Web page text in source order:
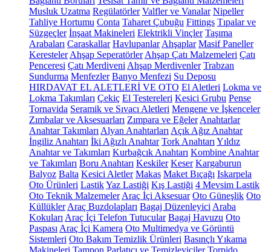
Musluk Uzatma Regülatörler Valfler ve Vanalar Nipeller
Tahliye Hortumu Conta Taharet Çubuğu Fittings Tıpalar ve
Süzgeçler İnşaat Makineleri Elektrikli Vinçler Taşıma
Arabaları Caraskallar Havlupanlar Ahşaplar Masif Paneller
Keresteler Ahşap Seperatörler Ahşap Çatı Malzemeleri Çatı
Penceresi Çatı Merdiveni Ahşap Merdivenler Trabzan
Sundurma Menfezler Banyo Menfezi Su Deposu
HIRDAVAT EL ALETLERİ VE OTO El Aletleri Lokma ve
Lokma Takımları Çekiç El Testereleri Kesici Grubu Pense
Tornavida Seramik ve Sıvacı Aletleri Mengene ve İşkenceler
Zımbalar ve Aksesuarları Zımpara ve Eğeler Anahtarlar
Anahtar Takımları Alyan Anahtarları Açık Ağız Anahtar
İngiliz Anahtarı İki Ağızlı Anahtar Tork Anahtarı Yıldız
Anahtar ve Takımları Kurbağcık Anahtarı Kombine Anahtar
ve Takımları Boru Anahtarı Keskiler Keser Kargaburun
Balyoz Balta Kesici Aletler Makas Maket Bıçağı Iskarpela
Oto Ürünleri LastikYaz Lastiği Kış Lastiği 4 Mevsim Lastik
Oto Teknik Malzemeler Araç İçi Aksesuar Oto Güneşlik Oto
Küllükler Araç Buzdolapları Bagaj Düzenleyici Araba
Kokuları Araç İçi Telefon Tutucular Bagaj Havuzu Oto
Paspası Araç İçi Kamera Oto Multimedya ve Görüntü
Sistemleri Oto Bakım Temizlik Ürünleri Basınçlı Yıkama
Makineleri Tampon Parlatıcı ve Temizleyiciler Torpido